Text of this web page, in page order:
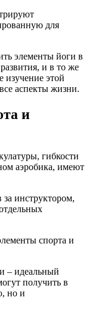
для
элементы йоги в
и в то же
изучение этой
аспекты жизни.
и
гибкости
аэробика, имеют
за инструктором,
спорта и
– идеальный
получить в
но и